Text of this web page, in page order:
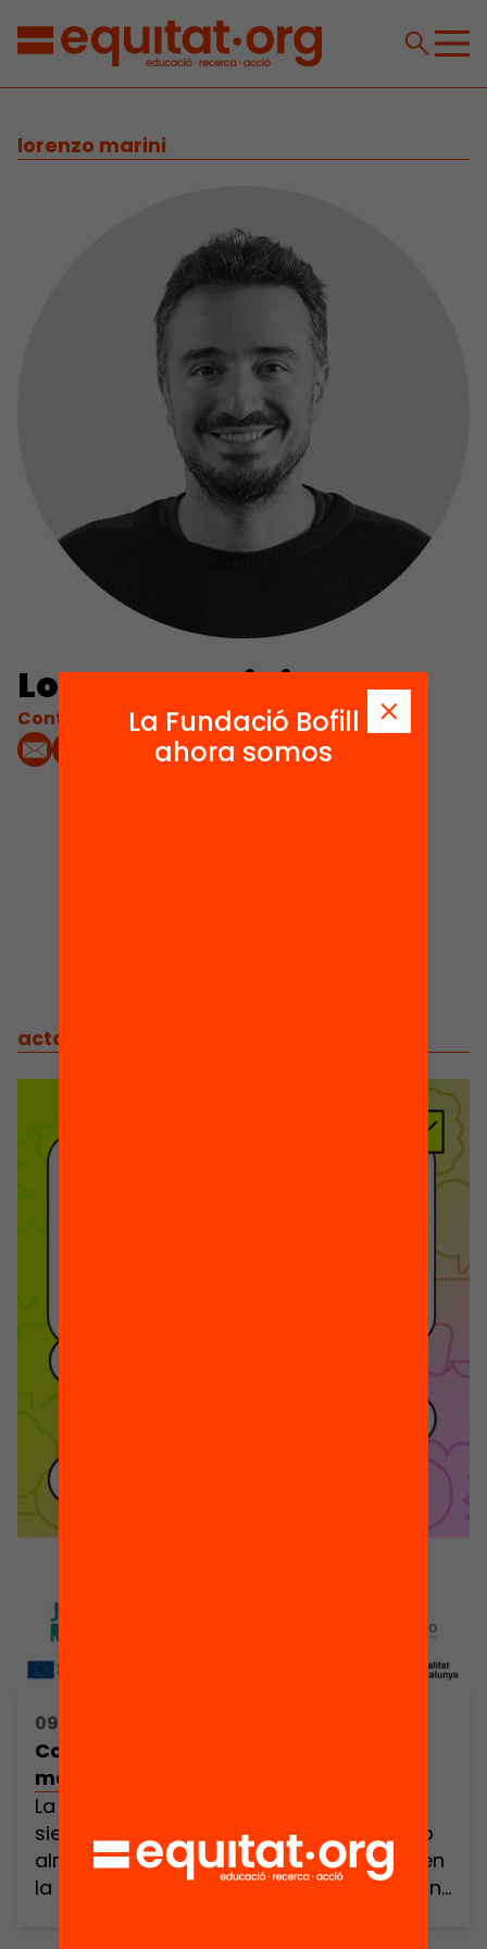
lorenzo marini
Lorenzo Marini
Contacta'm:
actos
09:30h - 19:00h
Construimos espacios de confianza
mediática
La desinformación (o las fake news)
siempre han estado presentes a nuestro
alrededor. Pero el acceso generalizado en
la tecnología y la acelerada digitalización
La Fundació Bofill
ahora somos